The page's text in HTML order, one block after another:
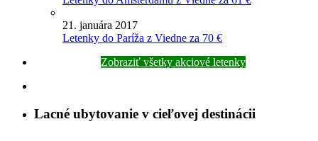
21. januára 2017
Letenky do Paríža z Viedne za 70 €
Zobraziť všetky akciové letenky
Lacné ubytovanie v cieľovej destinácii